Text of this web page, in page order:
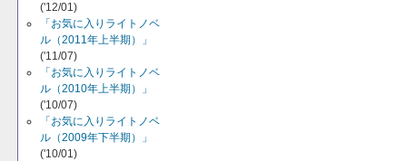
('12/01)
「お気に入りライトノベ
ル（2011年上半期）」
('11/07)
「お気に入りライトノベ
ル（2010年上半期）」
('10/07)
「お気に入りライトノベ
ル（2009年下半期）」
('10/01)